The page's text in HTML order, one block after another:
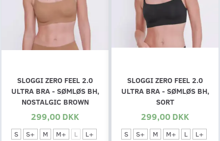
SLOGGI ZERO FEEL 2.0
ULTRA BRA - SØMLØS BH,
NOSTALGIC BROWN
299,00 DKK
S S+ M M+ L
L+
SLOGGI ZERO FEEL 2.0
ULTRA BRA - SØMLØS BH,
SORT
299,00 DKK
S S+ M M+ L
L+